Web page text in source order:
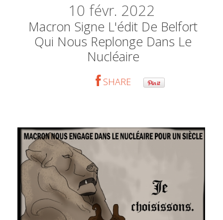
10 févr. 2022
Macron Signe L'édit De Belfort
Qui Nous Replonge Dans Le
Nucléaire
SHARE